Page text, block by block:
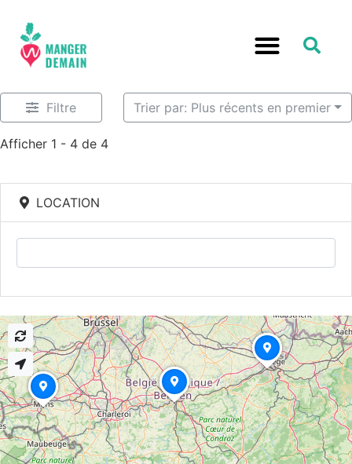
Filtre
Afficher 1 - 4 de 4
Trier par: Plus récents en premier
LOCATION